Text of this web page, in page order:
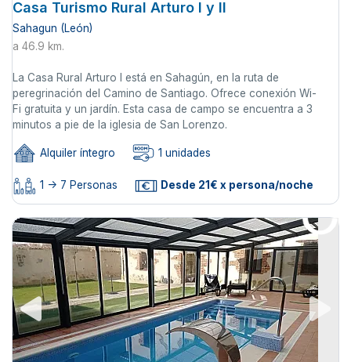
Casa Turismo Rural Arturo I y II
Sahagun (León)
a 46.9 km.
La Casa Rural Arturo I está en Sahagún, en la ruta de
peregrinación del Camino de Santiago. Ofrece conexión Wi-
Fi gratuita y un jardín. Esta casa de campo se encuentra a 3
minutos a pie de la iglesia de San Lorenzo.
Alquiler íntegro 1 unidades
1 -> 7 Personas Desde 21€ x persona/noche